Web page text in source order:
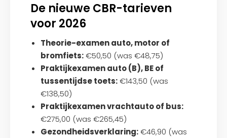
De nieuwe CBR-tarieven
voor 2026
Theorie-examen auto, motor of
bromfiets:€50,50 (was €48,75)
Praktijkexamen auto (B), BE of
tussentijdse toets:€143,50 (was
€138,50)
Praktijkexamen vrachtauto of bus:
€275,00 (was €265,45)
Gezondheidsverklaring:€46,90 (was